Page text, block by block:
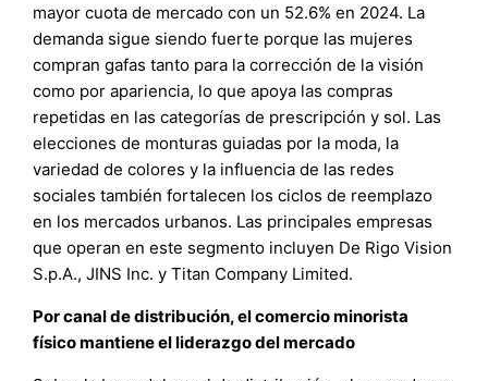
mayor cuota de mercado con un 52.6% en 2024. La
demanda sigue siendo fuerte porque las mujeres
compran gafas tanto para la corrección de la visión
como por apariencia, lo que apoya las compras
repetidas en las categorías de prescripción y sol. Las
elecciones de monturas guiadas por la moda, la
variedad de colores y la influencia de las redes
sociales también fortalecen los ciclos de reemplazo
en los mercados urbanos. Las principales empresas
que operan en este segmento incluyen De Rigo Vision
S.p.A., JINS Inc. y Titan Company Limited.
Por canal de distribución, el comercio minorista
físico mantiene el liderazgo del mercado